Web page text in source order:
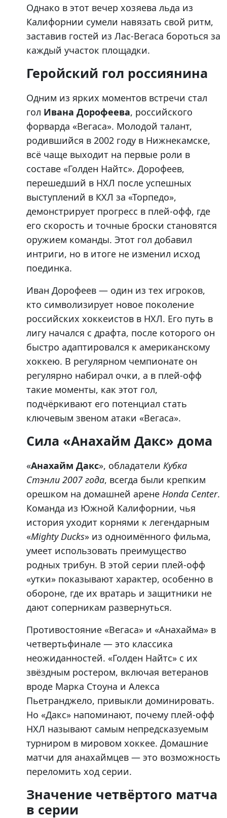
Однако в этот вечер хозяева льда из
Калифорнии сумели навязать свой ритм,
заставив гостей из Лас-Вегаса бороться за
каждый участок площадки.
Геройский гол россиянина
Одним из ярких моментов встречи стал
гол Ивана Дорофеева, российского
форварда «Вегаса». Молодой талант,
родившийся в 2002 году в Нижнекамске,
всё чаще выходит на первые роли в
составе «Голден Найтс». Дорофеев,
перешедший в НХЛ после успешных
выступлений в КХЛ за «Торпедо»,
демонстрирует прогресс в плей-офф, где
его скорость и точные броски становятся
оружием команды. Этот гол добавил
интриги, но в итоге не изменил исход
поединка.
Иван Дорофеев — один из тех игроков,
кто символизирует новое поколение
российских хоккеистов в НХЛ. Его путь в
лигу начался с драфта, после которого он
быстро адаптировался к американскому
хоккею. В регулярном чемпионате он
регулярно набирал очки, а в плей-офф
такие моменты, как этот гол,
подчёркивают его потенциал стать
ключевым звеном атаки «Вегаса».
Сила «Анахайм Дакс» дома
«Анахайм Дакс», обладатели Кубка
Стэнли 2007 года, всегда были крепким
орешком на домашней арене Honda Center.
Команда из Южной Калифорнии, чья
история уходит корнями к легендарным
«Mighty Ducks» из одноимённого фильма,
умеет использовать преимущество
родных трибун. В этой серии плей-офф
«утки» показывают характер, особенно в
обороне, где их вратарь и защитники не
дают соперникам развернуться.
Противостояние «Вегаса» и «Анахайма» в
четвертьфинале — это классика
неожиданностей. «Голден Найтс» с их
звёздным ростером, включая ветеранов
вроде Марка Стоуна и Алекса
Пьетранджело, привыкли доминировать.
Но «Дакс» напоминают, почему плей-офф
НХЛ называют самым непредсказуемым
турниром в мировом хоккее. Домашние
матчи для анахаймцев — это возможность
переломить ход серии.
Значение четвёртого матча
в серии